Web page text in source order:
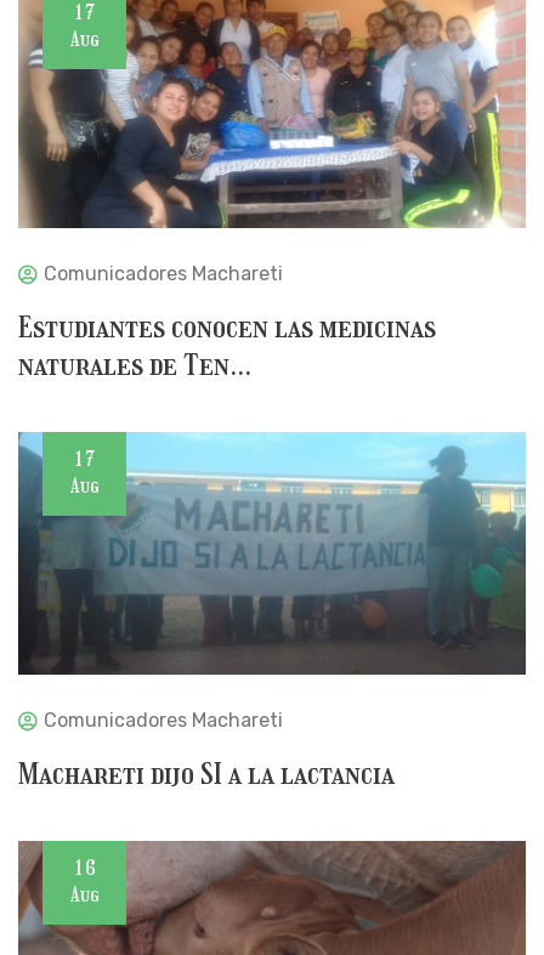
17
Aug
Comunicadores Machareti
Estudiantes conocen las medicinas
naturales de Ten...
17
Aug
Comunicadores Machareti
Machareti dijo SI a la lactancia
16
Aug